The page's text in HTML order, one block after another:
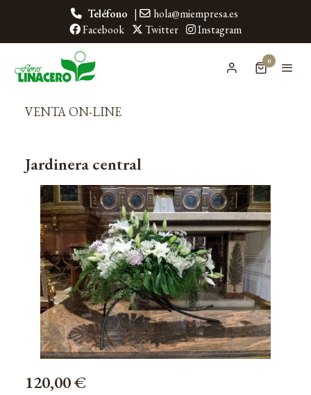
Teléfono |
hola@miempresa.es
Facebook
Twitter Instagram
0
VENTA ON-LINE
Jardinera central
120,00 €